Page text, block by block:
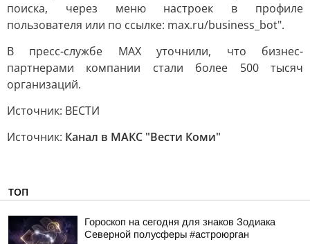
поиска, через меню настроек в профиле
пользователя или по ссылке: max.ru/business_bot".
В пресс-службе MAX уточнили, что бизнес-
партнерами компании стали более 500 тысяч
организаций.
Источник: ВЕСТИ
Источник: Канал в МАКС "Вести Коми"
ТОП
Гороскоп на сегодня для знаков Зодиака
Северной полусферы #астроюрган